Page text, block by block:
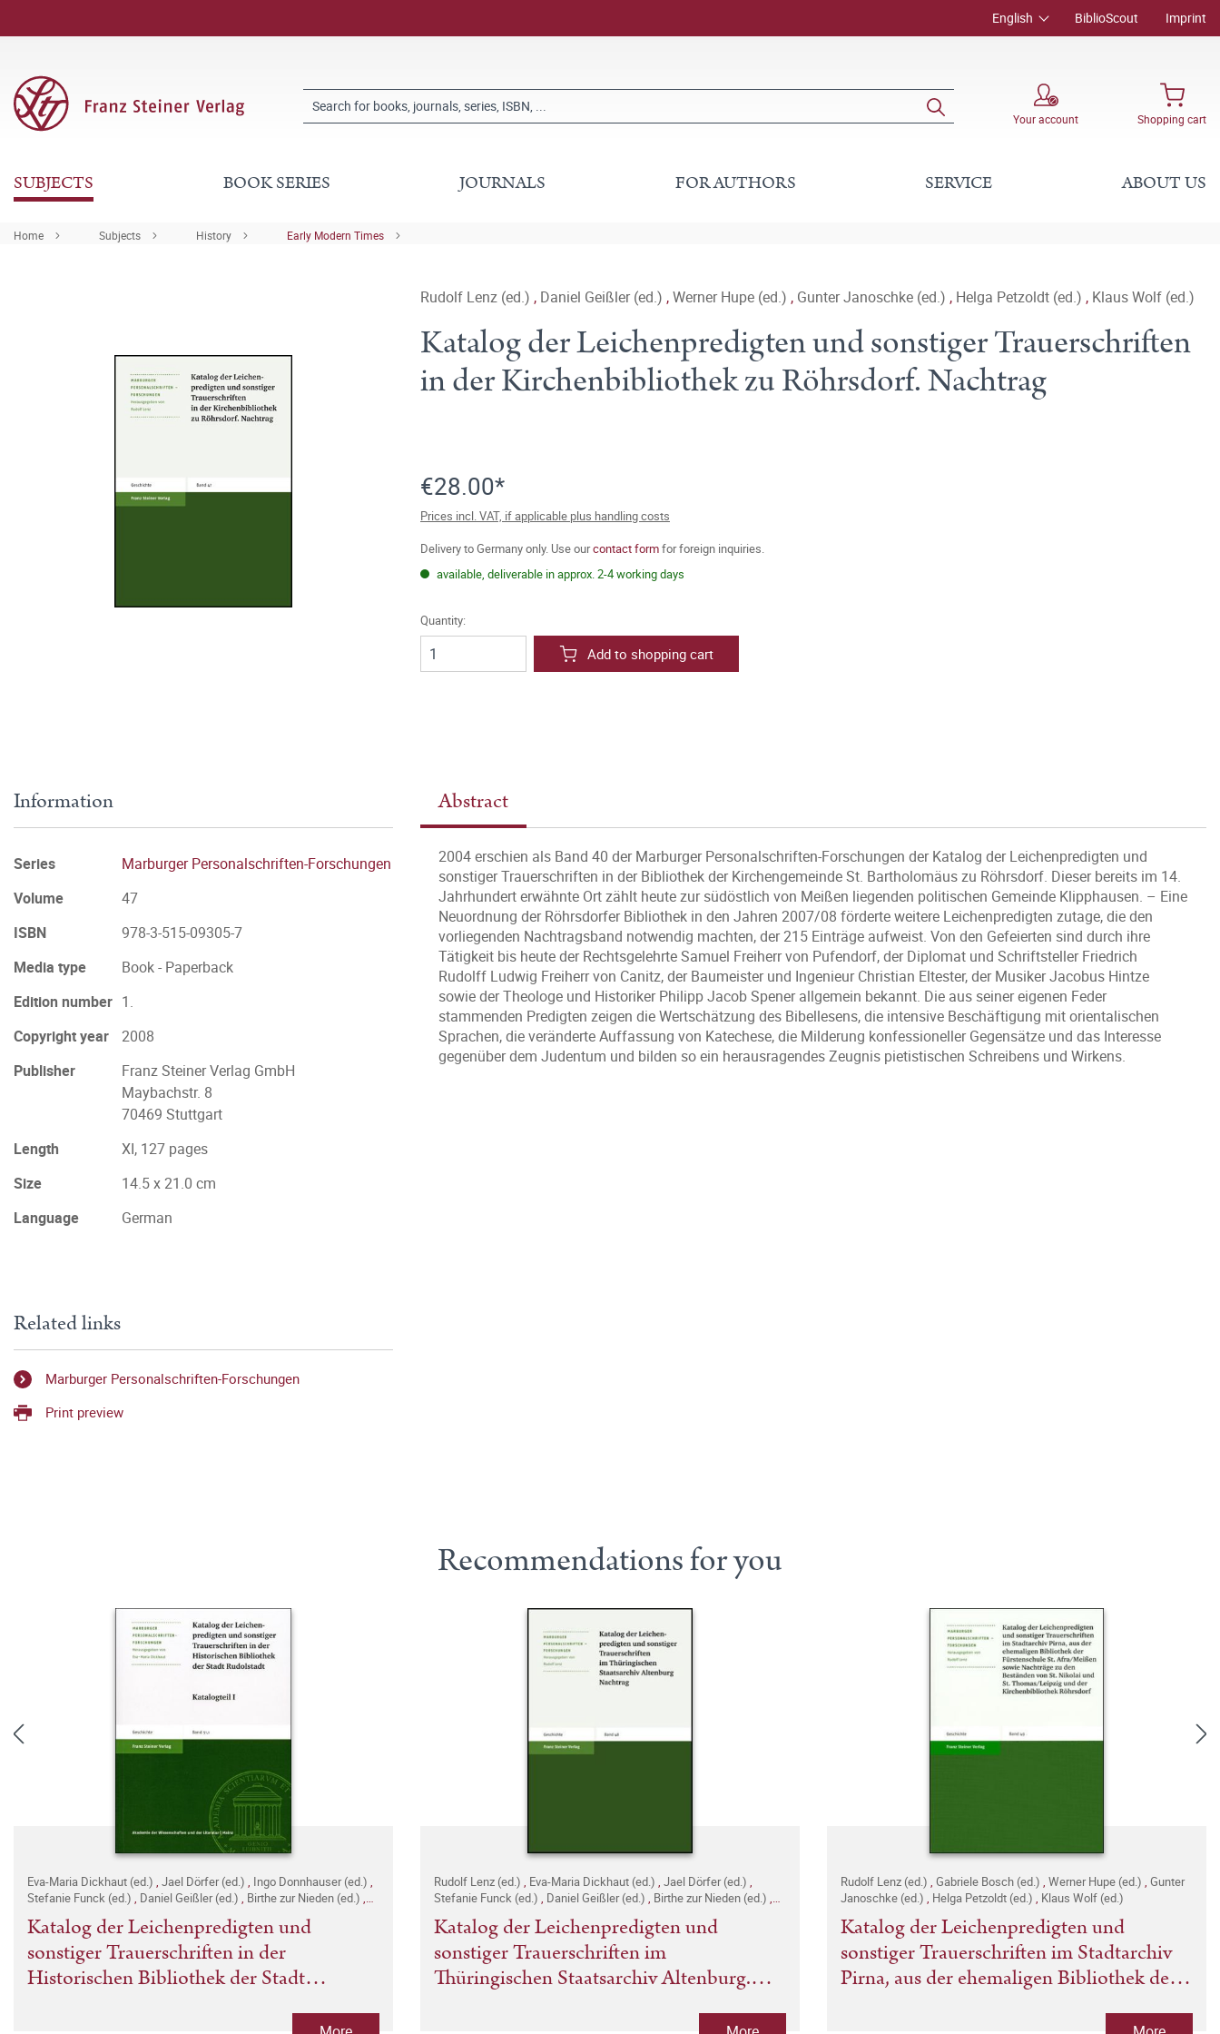
English BiblioScout Imprint
Your account Shopping cart
SUBJECTS BOOK SERIES JOURNALS FOR AUTHORS SERVICE ABOUT US
Home Subjects History Early Modern Times
Rudolf Lenz (ed.) , Daniel Geißler (ed.) ,Werner Hupe (ed.) , Gunter Janoschke (ed.) , Helga Petzoldt (ed.) , Klaus Wolf (ed.)
Katalog der Leichenpredigten und sonstiger Trauerschriften
in der Kirchenbibliothek zu Röhrsdorf. Nachtrag
€28.00*
Prices incl. VAT, if applicable plus handling costs
Delivery to Germany only. Use ourcontact formfor foreign inquiries.
available, deliverable in approx. 2-4 working days
Quantity:
Add to shopping cart
Abstract
2004 erschien als Band 40 der Marburger Personalschriften-Forschungen der Katalog der Leichenpredigten und
sonstiger Trauerschriften in der Bibliothek der Kirchengemeinde St. Bartholomäus zu Röhrsdorf. Dieser bereits im 14.
Jahrhundert erwähnte Ort zählt heute zur südöstlich von Meißen liegenden politischen Gemeinde Klipphausen. – Eine
Neuordnung der Röhrsdorfer Bibliothek in den Jahren 2007/08 förderte weitere Leichenpredigten zutage, die den
vorliegenden Nachtragsband notwendig machten, der 215 Einträge aufweist. Von den Gefeierten sind durch ihre
Tätigkeit bis heute der Rechtsgelehrte Samuel Freiherr von Pufendorf, der Diplomat und Schriftsteller Friedrich
Rudolff Ludwig Freiherr von Canitz, der Baumeister und Ingenieur Christian Eltester, der Musiker Jacobus Hintze
sowie der Theologe und Historiker Philipp Jacob Spener allgemein bekannt. Die aus seiner eigenen Feder
stammenden Predigten zeigen die Wertschätzung des Bibellesens, die intensive Beschäftigung mit orientalischen
Sprachen, die veränderte Auffassung von Katechese, die Milderung konfessioneller Gegensätze und das Interesse
gegenüber dem Judentum und bilden so ein herausragendes Zeugnis pietistischen Schreibens und Wirkens.
Information
Series
Marburger Personalschriften-Forschungen
Volume
47
ISBN
978-3-515-09305-7
Media type
Book - Paperback
Edition number 1.
Copyright year
2008
Publisher
Franz Steiner Verlag GmbH
Maybachstr. 8
70469 Stuttgart
Length
XI, 127 pages
Size
14.5 x 21.0 cm
Language
German
Related links
Marburger Personalschriften-Forschungen
Print preview
Recommendations for you
Eva-Maria Dickhaut (ed.) Jael Dörfer (ed.) Ingo Donnhauser (ed.)
Stefanie Funck (ed.)
Daniel Geißler (ed.) Birthe zur Nieden (ed.)
Katalog der Leichenpredigten und
sonstiger Trauerschriften in der
Historischen Bibliothek der Stadt
Rudolf Lenz (ed.) Eva-Maria Dickhaut (ed.) Jael Dörfer (ed.)
Stefanie Funck (ed.)
Daniel Geißler (ed.) Birthe zur Nieden (ed.)
Katalog der Leichenpredigten und
sonstiger Trauerschriften im
Thüringischen Staatsarchiv Altenburg.
Rudolf Lenz (ed.) Gabriele Bosch (ed.) Werner Hupe (ed.) Gunter
Janoschke (ed.)
Helga Petzoldt (ed.) Klaus Wolf (ed.)
Katalog der Leichenpredigten und
sonstiger Trauerschriften im Stadtarchiv
Pirna, aus der ehemaligen Bibliothek der